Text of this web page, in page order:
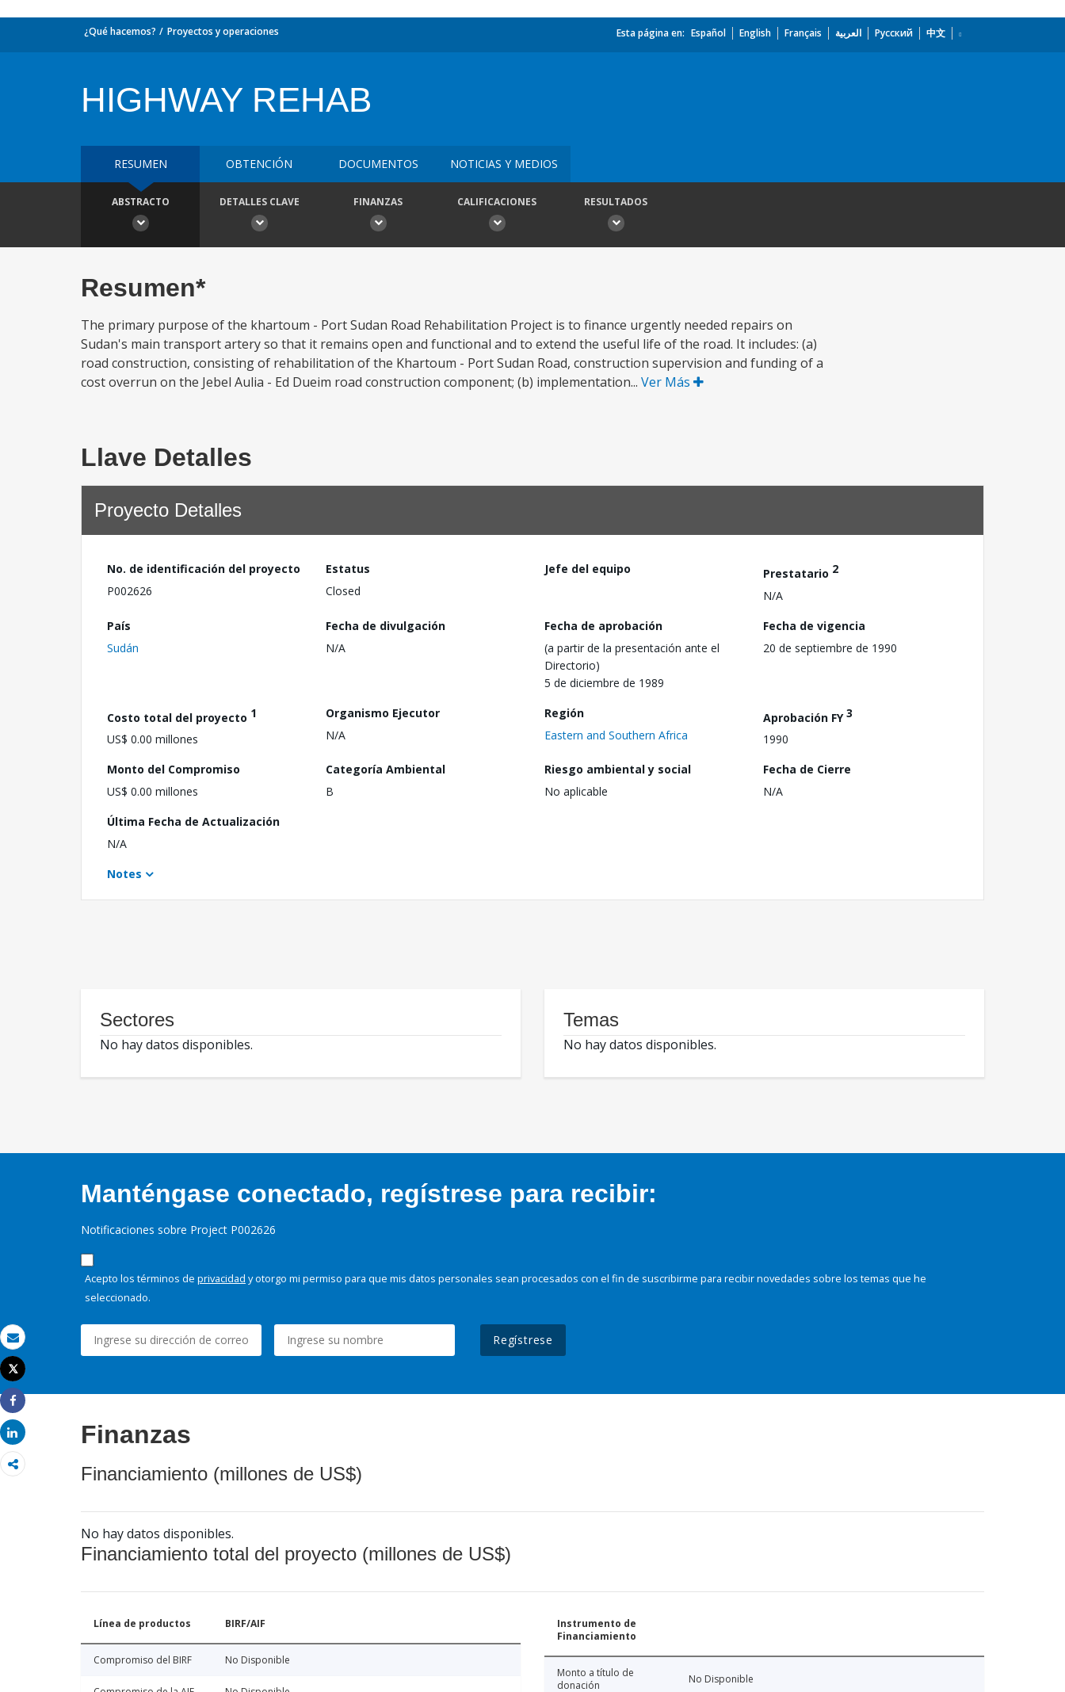
Correo electrónico
Imprimir
Tweet
Share
Share
¿Qué hacemos? Proyectos y operaciones Esta página en: Español English Français العربية Русский 中文
HIGHWAY REHAB
RESUMEN OBTENCIÓN DOCUMENTOS NOTICIAS Y MEDIOS
ABSTRACTO DETALLES CLAVE FINANZAS CALIFICACIONES RESULTADOS
Resumen*
The primary purpose of the khartoum - Port Sudan Road Rehabilitation Project is to finance urgently needed repairs on
Sudan's main transport artery so that it remains open and functional and to extend the useful life of the road. It includes: (a)
road construction, consisting of rehabilitation of the Khartoum - Port Sudan Road, construction supervision and funding of a
cost overrun on the Jebel Aulia - Ed Dueim road construction component; (b) implementation... Ver Más
Llave Detalles
Proyecto Detalles
No. de identificación del proyecto
P002626
Estatus
Closed
Jefe del equipo Prestatario 2
N/A
País
Sudán
Fecha de divulgación
N/A
Fecha de aprobación
(a partir de la presentación ante el
Directorio)
5 de diciembre de 1989
Fecha de vigencia
20 de septiembre de 1990
Costo total del proyecto 1
US$ 0.00 millones
Organismo Ejecutor
N/A
Región
Eastern and Southern Africa
Aprobación FY3
1990
Monto del Compromiso
US$ 0.00 millones
Categoría Ambiental
B
Riesgo ambiental y social
No aplicable
Fecha de Cierre
N/A
Última Fecha de Actualización
N/A
Notes
Sectores
No hay datos disponibles.
Temas
No hay datos disponibles.
Manténgase conectado, regístrese para recibir:
Notificaciones sobre Project P002626
Acepto los términos de privacidad y otorgo mi permiso para que mis datos personales sean procesados con el fin de suscribirme para recibir novedades sobre los temas que he
seleccionado.
Regístrese
Finanzas
Financiamiento (millones de US$)
No hay datos disponibles.
Financiamiento total del proyecto (millones de US$)
Línea de productos BIRF/AIF
Compromiso del BIRF No Disponible
Instrumento de
Financiamiento
Monto a título de
donación
No Disponible